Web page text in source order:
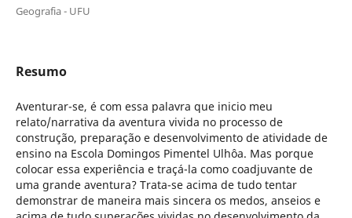
Geografia - UFU
Resumo
Aventurar-se, é com essa palavra que inicio meu
relato/narrativa da aventura vivida no processo de
construção, preparação e desenvolvimento de atividade de
ensino na Escola Domingos Pimentel Ulhôa. Mas porque
colocar essa experiência e traçá-la como coadjuvante de
uma grande aventura? Trata-se acima de tudo tentar
demonstrar de maneira mais sincera os medos, anseios e